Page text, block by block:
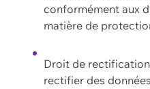
conformément aux
matière de
Droit de
rectifier des